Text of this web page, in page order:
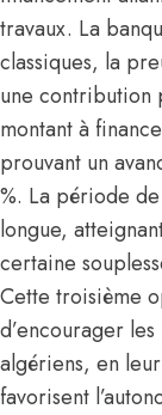
travaux. La
classiques, la
une contribution
montant à
prouvant un
%. La période
longue,
certaine
Cette troisième
d’encourager
algériens, en
favorisent